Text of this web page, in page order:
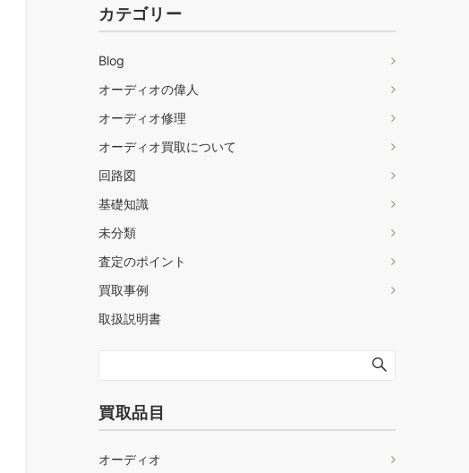
カテゴリー
Blog
オーディオの偉人
オーディオ修理
オーディオ買取について
回路図
基礎知識
未分類
査定のポイント
買取事例
取扱説明書
買取品目
オーディオ